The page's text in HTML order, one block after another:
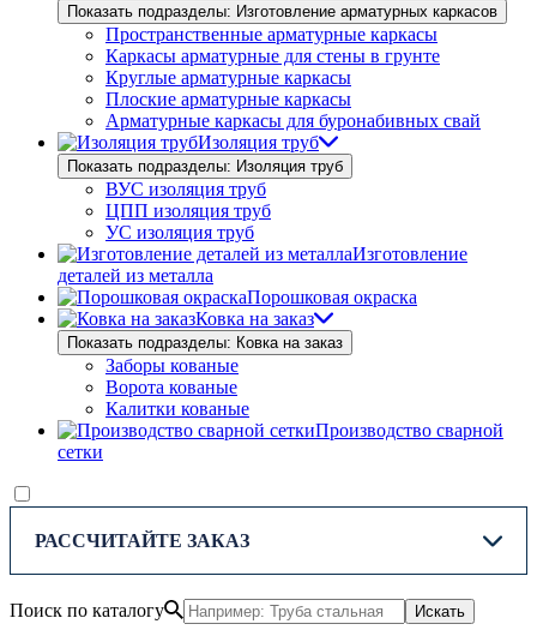
Показать подразделы: Изготовление арматурных каркасов
Пространственные арматурные каркасы
Каркасы арматурные для стены в грунте
Круглые арматурные каркасы
Плоские арматурные каркасы
Арматурные каркасы для буронабивных свай
Изоляция труб
Показать подразделы: Изоляция труб
ВУС изоляция труб
ЦПП изоляция труб
УС изоляция труб
Изготовление
деталей из металла
Порошковая окраска
Ковка на заказ
Показать подразделы: Ковка на заказ
Заборы кованые
Ворота кованые
Калитки кованые
Производство сварной
сетки
РАССЧИТАЙТЕ ЗАКАЗ
Поиск по каталогу Искать